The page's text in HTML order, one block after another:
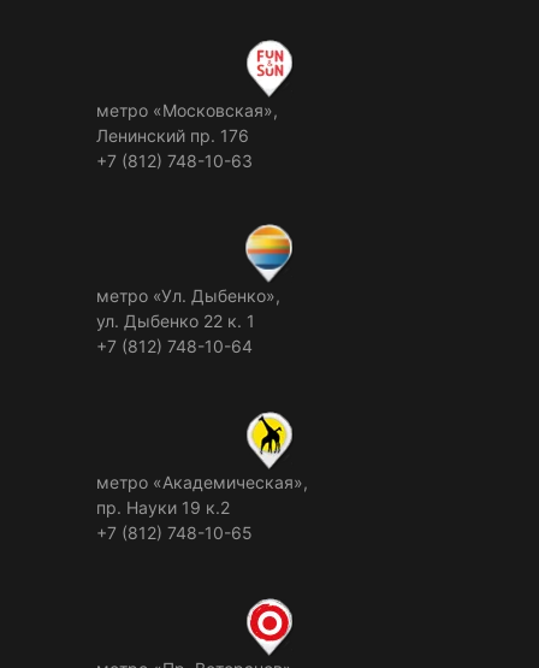
метро «Московская»,
Ленинский пр. 176
+7 (812) 748-10-63
метро «Ул. Дыбенко»,
ул. Дыбенко 22 к. 1
+7 (812) 748-10-64
метро «Академическая»,
пр. Науки 19 к.2
+7 (812) 748-10-65